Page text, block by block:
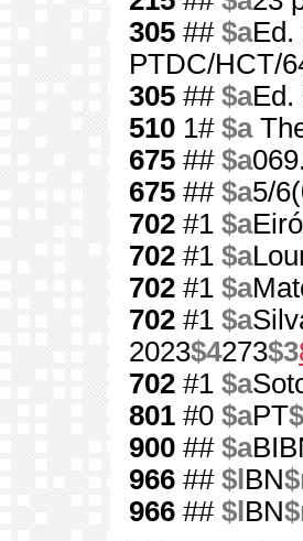
305 ## $aEd.
PTDC/HCT/
305 ## $aEd.
510 1# $a
675 ## $a
675 ## $a5/
702 #1 $a
702 #1 $a
702 #1 $a
702 #1 $a
2023$4273$3
702 #1 $a
801 #0 $aPT
900 ## $a
966 ## $l BN
966 ## $l BN